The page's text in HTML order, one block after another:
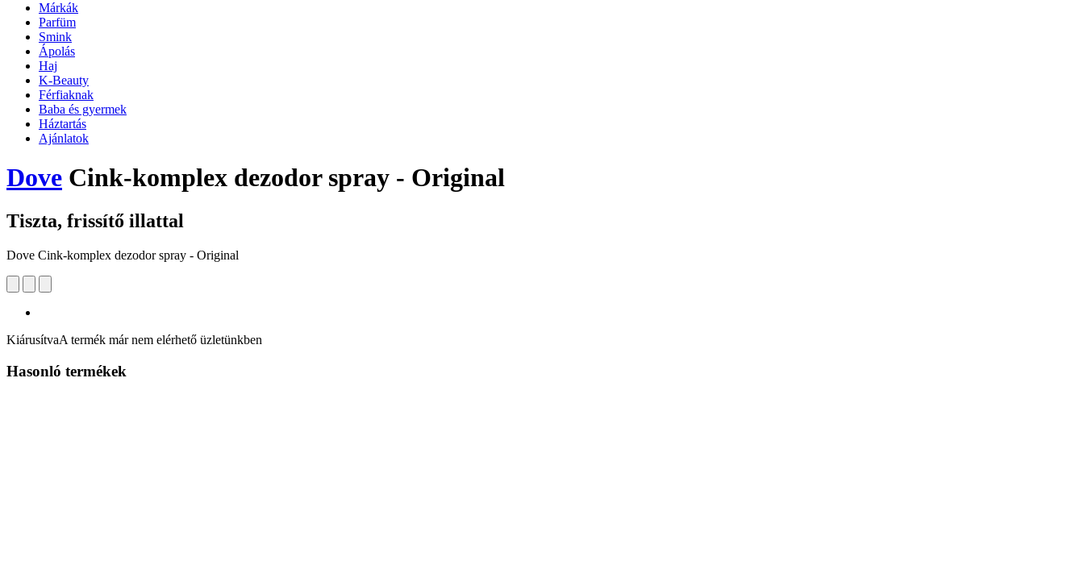
Márkák
Parfüm
Smink
Ápolás
Haj
K-Beauty
Férfiaknak
Baba és gyermek
Háztartás
Ajánlatok
Dove Cink-komplex dezodor spray - Original
Tiszta, frissítő illattal
Dove Cink-komplex dezodor spray - Original
KiárusítvaA termék már nem elérhető üzletünkben
Hasonló termékek